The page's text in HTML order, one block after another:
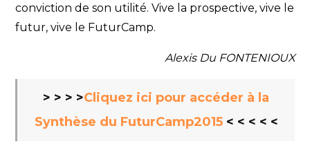
conviction de son utilité. Vive la prospective, vive le
futur, vive le FuturCamp.
Alexis Du FONTENIOUX
> > > >Cliquez ici pour accéder à la
Synthèse du FuturCamp2015< < < < <